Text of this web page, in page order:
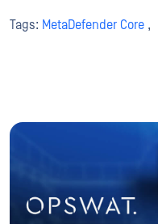
Tags: MetaDefender Core ,